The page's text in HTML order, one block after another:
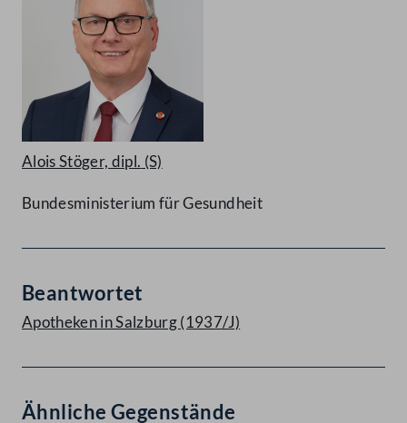
Alois Stöger, dipl. (S)
Bundesministerium für Gesundheit
Beantwortet
Apotheken in Salzburg (1937/J)
Ähnliche Gegenstände